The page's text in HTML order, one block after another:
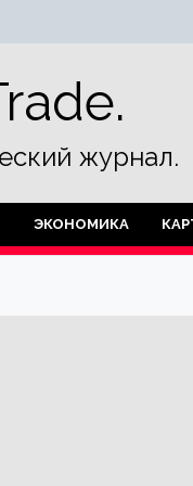
журнал.
ЭКОНОМИКА